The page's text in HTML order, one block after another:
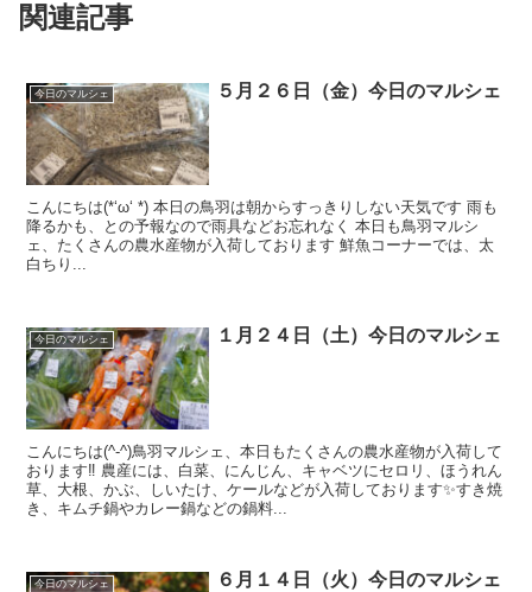
関連記事
今日のマルシェ ５月２６日（金）今日のマルシェ
こんにちは(*‘ω‘ *) 本日の鳥羽は朝からすっきりしない天気です 雨も
降るかも、との予報なので雨具などお忘れなく 本日も鳥羽マルシ
ェ、たくさんの農水産物が入荷しております 鮮魚コーナーでは、太
白ちり...
今日のマルシェ １月２４日（土）今日のマルシェ
こんにちは(^-^)鳥羽マルシェ、本日もたくさんの農水産物が入荷して
おります‼️ 農産には、白菜、にんじん、キャベツにセロリ、ほうれん
草、大根、かぶ、しいたけ、ケールなどが入荷しております✨すき焼
き、キムチ鍋やカレー鍋などの鍋料...
今日のマルシェ ６月１４日（火）今日のマルシェ